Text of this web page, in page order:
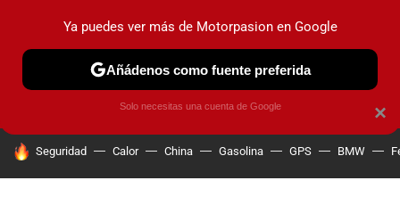
PRUEBAS COCHES ELÉCTRICOS OBSERVATORIO
HOY SE HABLA DE
Seguridad Calor China Gasolina GPS BMW
×
Ya puedes ver más de Motorpasion en Google
Añádenos como fuente preferida
Solo necesitas una cuenta de Google